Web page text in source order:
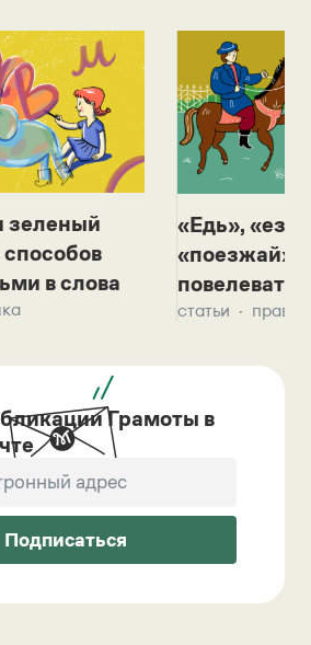
зеленый
в слова
«Едь»,
«поезжай»?
повелевать
статьи
Грамоты в
Подписаться